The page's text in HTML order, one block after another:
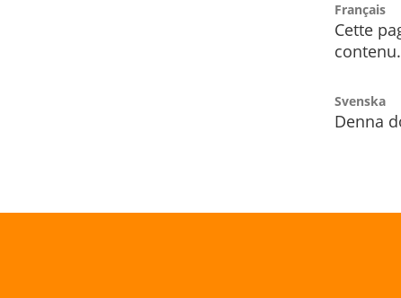
Français
Cette
contenu.
Svenska
Denna